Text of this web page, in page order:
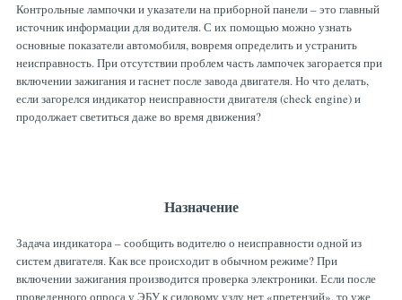
Контрольные лампочки и указатели на приборной панели – это главный
источник информации для водителя. С их помощью можно узнать
основные показатели автомобиля, вовремя определить и устранить
неисправность. При отсутствии проблем часть лампочек загорается при
включении зажигания и гаснет после завода двигателя. Но что делать,
если загорелся индикатор неисправности двигателя (check engine) и
продолжает светиться даже во время движения?
Назначение
Задача индикатора – сообщить водителю о неисправности одной из
систем двигателя. Как все происходит в обычном режиме? При
включении зажигания производится проверка электроники. Если после
проведенного опроса у ЭБУ к силовому узлу нет «претензий», то уже